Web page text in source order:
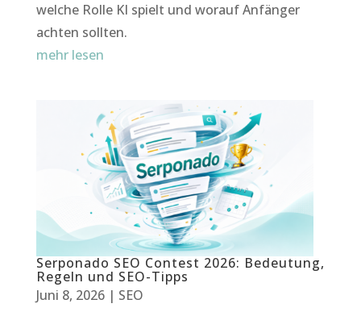
welche Rolle KI spielt und worauf Anfänger
achten sollten.
mehr lesen
Serponado SEO Contest 2026: Bedeutung,
Regeln und SEO-Tipps
Juni 8, 2026| SEO